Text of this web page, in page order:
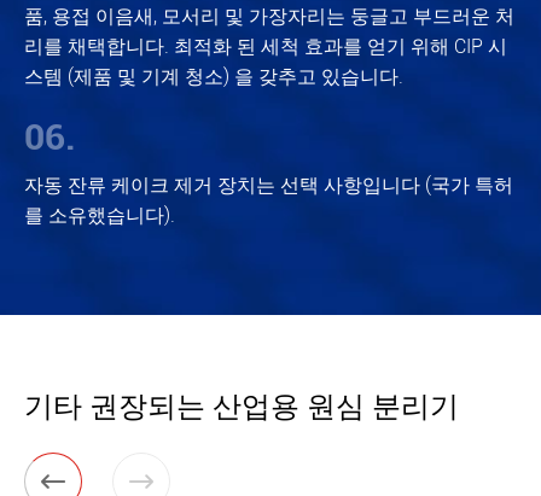
품, 용접 이음새, 모서리 및 가장자리는 둥글고 부드러운 처
리를 채택합니다. 최적화 된 세척 효과를 얻기 위해 CIP 시
스템 (제품 및 기계 청소) 을 갖추고 있습니다.
06.
자동 잔류 케이크 제거 장치는 선택 사항입니다 (국가 특허
를 소유했습니다).
기타 권장되는 산업용 원심 분리기
 